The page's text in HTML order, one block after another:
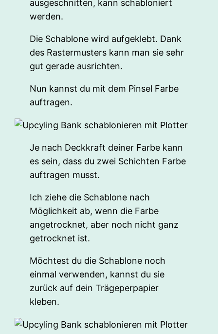
ausgeschnitten, kann schabloniert
werden.
Die Schablone wird aufgeklebt. Dank
des Rastermusters kann man sie sehr
gut gerade ausrichten.
Nun kannst du mit dem Pinsel Farbe
auftragen.
Je nach Deckkraft deiner Farbe kann
es sein, dass du zwei Schichten Farbe
auftragen musst.
Ich ziehe die Schablone nach
Möglichkeit ab, wenn die Farbe
angetrocknet, aber noch nicht ganz
getrocknet ist.
Möchtest du die Schablone noch
einmal verwenden, kannst du sie
zurück auf dein Trägeperpapier
kleben.